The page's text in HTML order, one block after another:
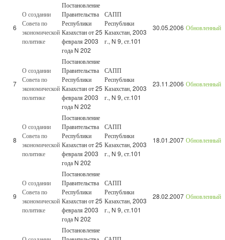
6
О создании
Совета по
экономической
политике
Постановление
Правительства
Республики
Казахстан от 25
февраля 2003
года N 202
САПП
Республики
Казахстан, 2003
г., N 9, ст.101
30.05.2006 Обновленный
7
О создании
Совета по
экономической
политике
Постановление
Правительства
Республики
Казахстан от 25
февраля 2003
года N 202
САПП
Республики
Казахстан, 2003
г., N 9, ст.101
23.11.2006 Обновленный
8
О создании
Совета по
экономической
политике
Постановление
Правительства
Республики
Казахстан от 25
февраля 2003
года N 202
САПП
Республики
Казахстан, 2003
г., N 9, ст.101
18.01.2007 Обновленный
9
О создании
Совета по
экономической
политике
Постановление
Правительства
Республики
Казахстан от 25
февраля 2003
года N 202
САПП
Республики
Казахстан, 2003
г., N 9, ст.101
28.02.2007 Обновленный
Постановление